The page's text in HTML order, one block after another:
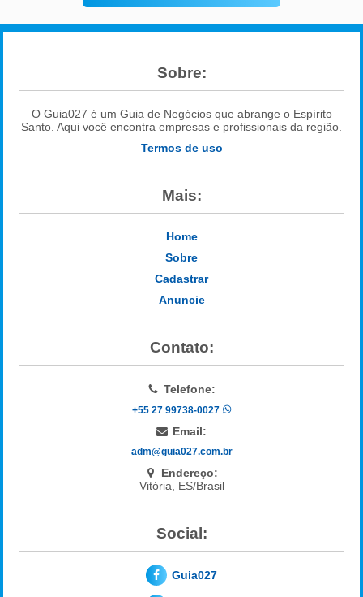
Sobre:
O Guia027 é um Guia de Negócios que abrange o Espírito
Santo. Aqui você encontra empresas e profissionais da região.
Termos de uso
Mais:
Home
Sobre
Cadastrar
Anuncie
Contato:
Telefone:
+55 27 99738-0027
Email:
adm@guia027.com.br
Endereço:
Vitória, ES/Brasil
Social:
Guia027